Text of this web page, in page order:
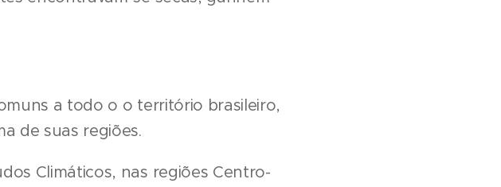
a todo o o território brasileiro,
de suas regiões.
Climáticos, nas regiões Centro-